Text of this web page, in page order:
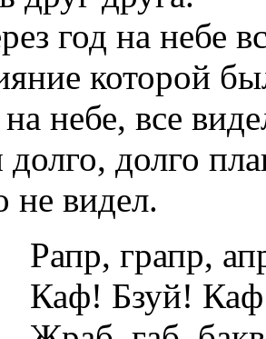
год на небе
которой
на небе, все
долго, долго
не видел.
Рапр, грапр,
Каф! Бзуй!